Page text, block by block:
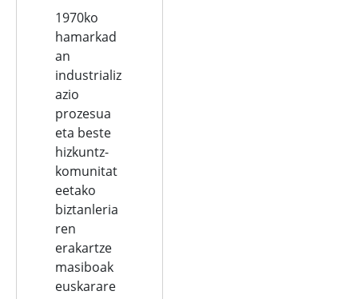
1970ko
hamarkad
an
industrializ
azio
prozesua
eta beste
hizkuntz-
komunitat
eetako
biztanleria
ren
erakartze
masiboak
euskarare